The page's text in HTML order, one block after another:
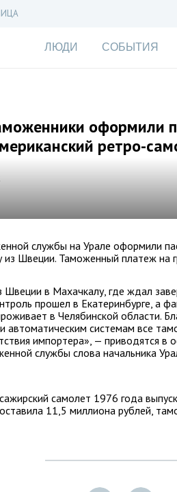
ЛЮДИ СОБЫТИЯ
оформили
ретро-
службы на Урале оформили
Швеции. Таможенный платеж на
Швеции в Махачкалу, где ждал
прошел в Екатеринбурге, а
в Челябинской области.
автоматическим системам все
импортера», — приводятся в
службы слова начальника
самолет 1976 года
11,5 миллиона рублей,